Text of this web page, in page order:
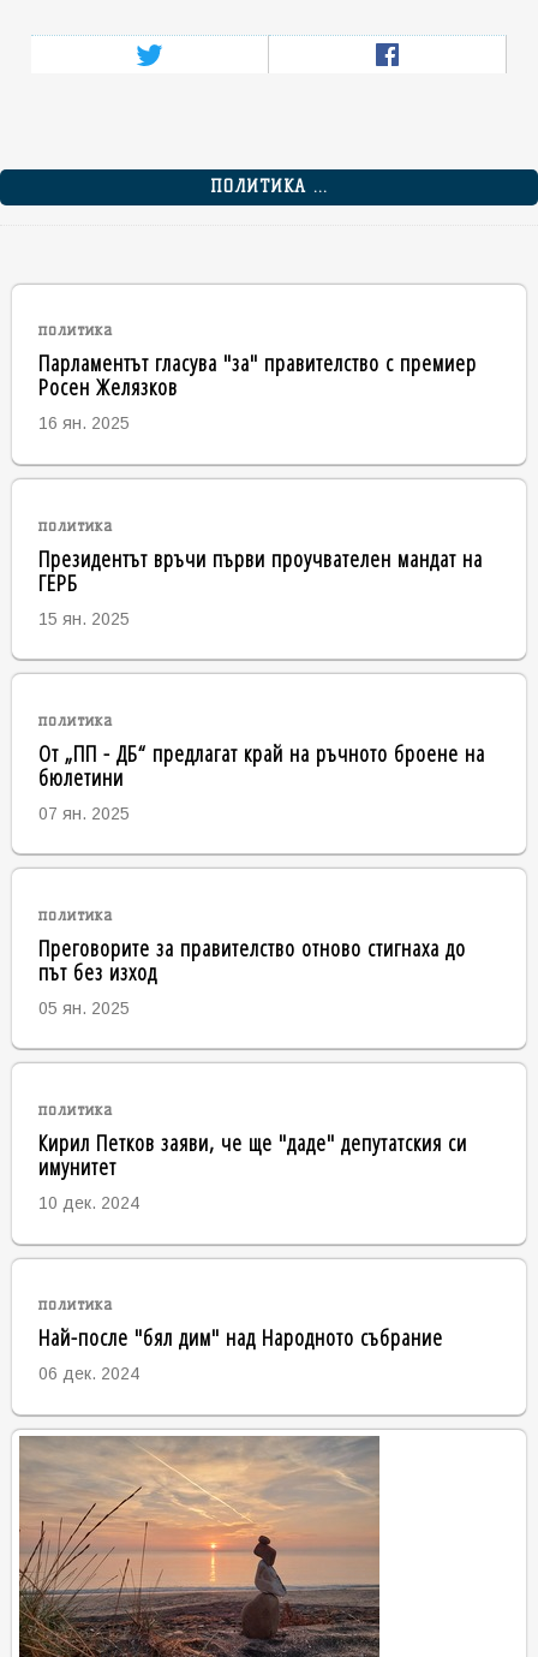
ПОЛИТИКА ...
политика
Парламентът гласува "за" правителство с премиер
Росен Желязков
16 ян. 2025
политика
Президентът връчи първи проучвателен мандат на
ГЕРБ
15 ян. 2025
политика
От „ПП - ДБ“ предлагат край на ръчното броене на
бюлетини
07 ян. 2025
политика
Преговорите за правителство отново стигнаха до
път без изход
05 ян. 2025
политика
Кирил Петков заяви, че ще "даде" депутатския си
имунитет
10 дек. 2024
политика
Най-после "бял дим" над Народното събрание
06 дек. 2024